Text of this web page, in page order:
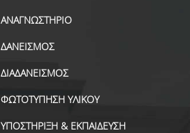
ΑΝΑΓΝΩΣΤΗΡΙΟ
ΔΑΝΕΙΣΜΟΣ
ΔΙΑΔΑΝΕΙΣΜΟΣ
ΦΩΤΟΤΥΠΗΣΗ ΥΛΙΚΟΥ
ΥΠΟΣΤΗΡΙΞΗ & ΕΚΠΑΙΔΕΥΣΗ